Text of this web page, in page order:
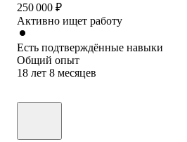
250 000 ₽
Активно ищет работу
Есть подтверждённые навыки
Общий опыт
18 лет 8 месяцев